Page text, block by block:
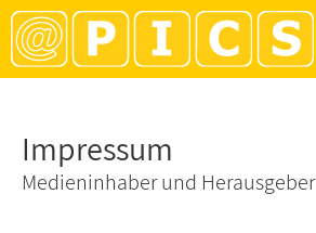
Impressum
Medieninhaber und Herausgeber